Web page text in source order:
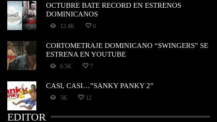
OCTUBRE BATE RECORD EN ESTRENOS
DOMINICANOS
12.4K 0
CORTOMETRAJE DOMINICANO “SWINGERS” SE
ESTRENA EN YOUTUBE
6.5K 7
CASI, CASI…”SANKY PANKY 2”
5K 12
EDITOR